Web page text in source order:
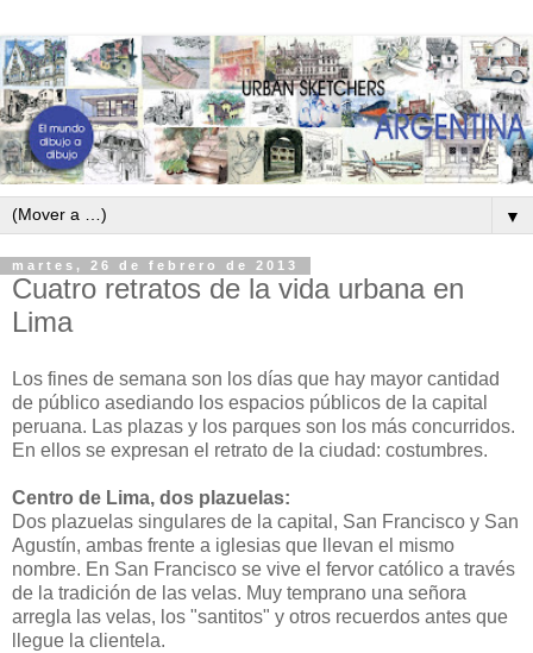
▼
martes, 26 de febrero de 2013
Cuatro retratos de la vida urbana en
Lima
Los fines de semana son los días que hay mayor cantidad
de público asediando los espacios públicos de la capital
peruana. Las plazas y los parques son los más concurridos.
En ellos se expresan el retrato de la ciudad: costumbres.
Centro de Lima, dos plazuelas:
Dos plazuelas singulares de la capital, San Francisco y San
Agustín, ambas frente a iglesias que llevan el mismo
nombre. En San Francisco se vive el fervor católico a través
de la tradición de las velas. Muy temprano una señora
arregla las velas, los "santitos" y otros recuerdos antes que
llegue la clientela.